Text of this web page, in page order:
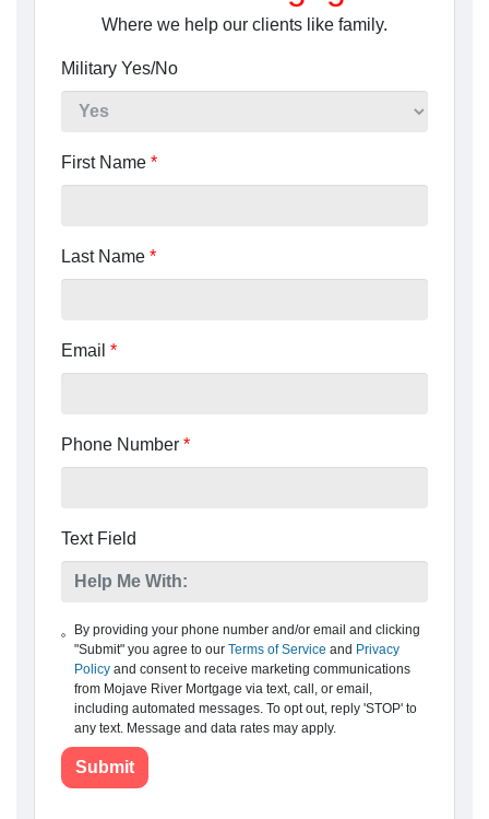
Where we help our clients like family.
Military Yes/No
First Name *
Last Name *
Email *
Phone Number *
Text Field
By providing your phone number and/or email and clicking
"Submit" you agree to our Terms of Service and Privacy
Policyand consent to receive marketing communications
from Mojave River Mortgage via text, call, or email,
including automated messages. To opt out, reply 'STOP' to
any text. Message and data rates may apply.
Submit